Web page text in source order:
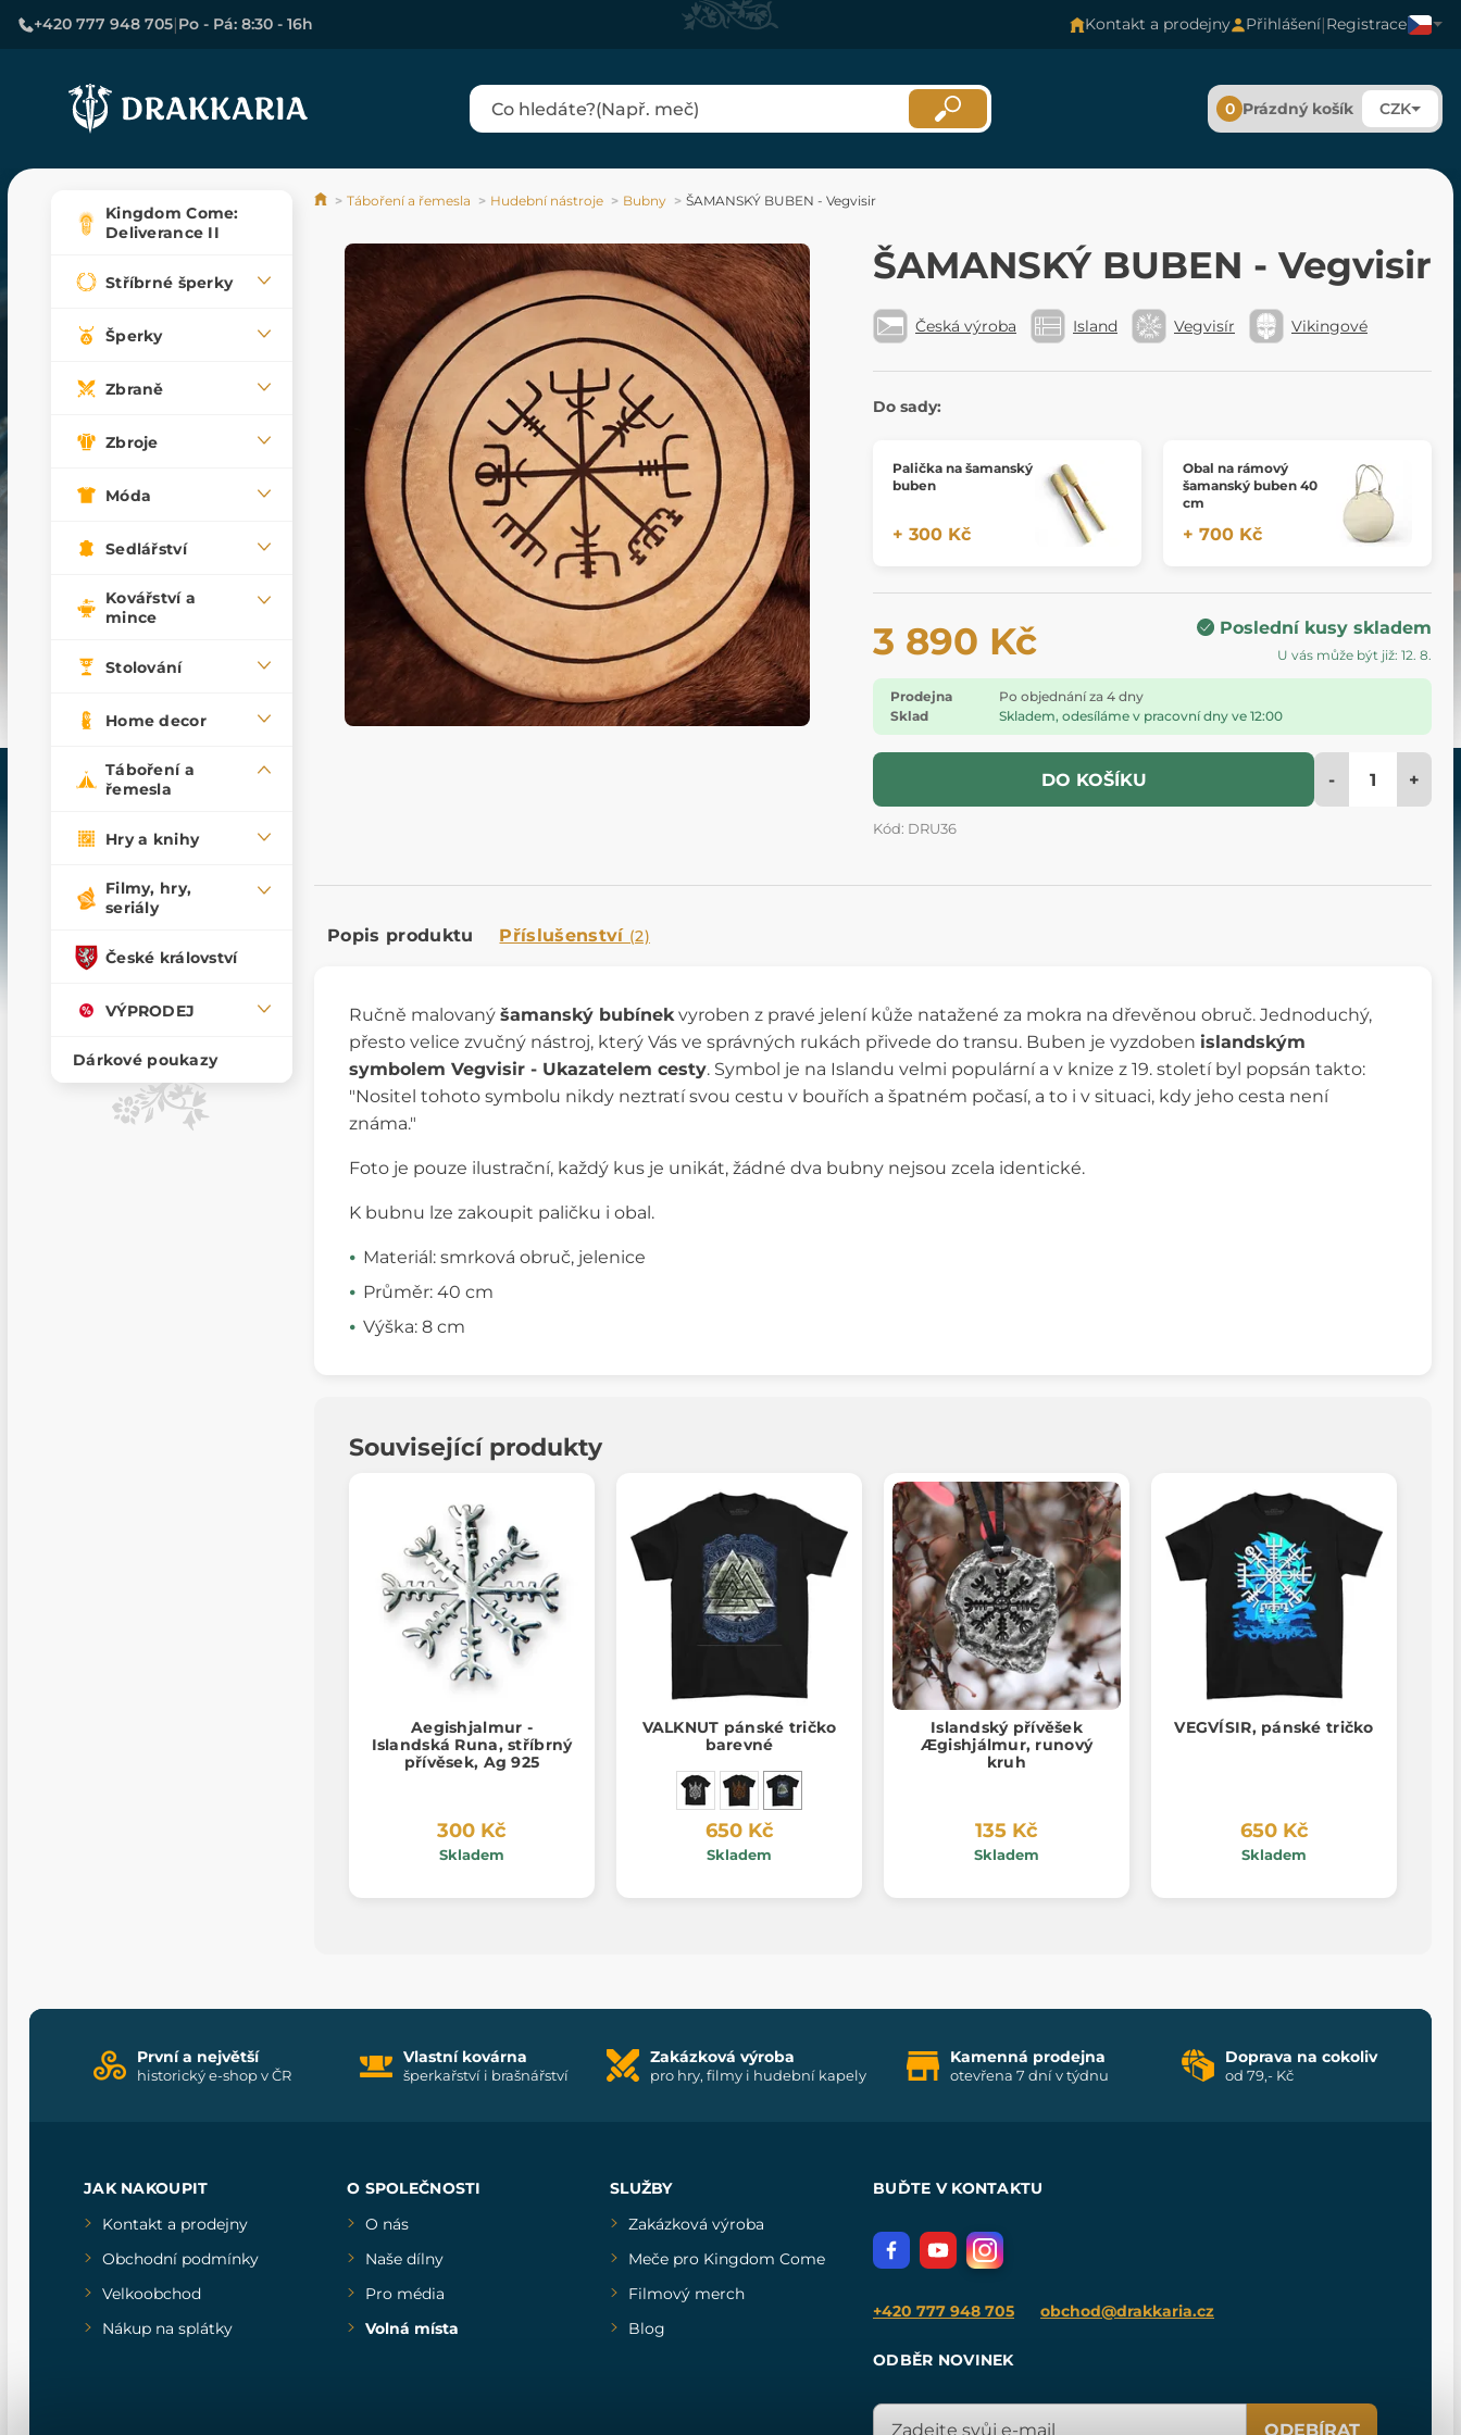
+420 777 948 705|Po - Pá: 8:30 - 16h Kontakt a prodejny Přihlášení|Registrace
0 Prázdný košík CZK
Kingdom Come:
Deliverance II
Stříbrné šperky
Šperky
Zbraně
Zbroje
Móda
Sedlářství
Kovářství a
mince
Stolování
Home decor
Táboření a
řemesla
Hry a knihy
Filmy, hry,
seriály
České království
VÝPRODEJ
Dárkové poukazy
Táboření a řemesla Hudební nástroje Bubny ŠAMANSKÝ BUBEN - Vegvisir
ŠAMANSKÝ BUBEN - Vegvisir
Česká výroba Island Vegvisír Vikingové
Do sady:
Palička na šamanský
buben
+ 300 Kč
Obal na rámový
šamanský buben 40
cm
+ 700 Kč
3 890 Kč Poslední kusy skladem
U vás může být již: 12. 8.
Prodejna
Po objednání za 4 dny
Sklad
Skladem, odesíláme v pracovní dny ve 12:00
DO KOŠÍKU - +
Kód: DRU36
Popis produktu Příslušenství (2)
Ručně malovaný šamanský bubínekvyroben z pravé jelení kůže natažené za mokra na dřevěnou obruč. Jednoduchý,
přesto velice zvučný nástroj, který Vás ve správných rukách přivede do transu. Buben je vyzdoben islandským
symbolem Vegvisir - Ukazatelem cesty. Symbol je na Islandu velmi populární a v knize z 19. století byl popsán takto:
"Nositel tohoto symbolu nikdy neztratí svou cestu v bouřích a špatném počasí, a to i v situaci, kdy jeho cesta není
známa."
Foto je pouze ilustrační, každý kus je unikát, žádné dva bubny nejsou zcela identické.
K bubnu lze zakoupit paličku i obal.
Materiál: smrková obruč, jelenice
Průměr: 40 cm
Výška: 8 cm
Související produkty
Aegishjalmur -
Islandská Runa, stříbrný
přívěsek, Ag 925
300 Kč
Skladem
VALKNUT pánské tričko
barevné
650 Kč
Skladem
Islandský přívěšek
Ægishjálmur, runový
kruh
135 Kč
Skladem
VEGVÍSIR, pánské tričko
650 Kč
Skladem
První a největší
historický e-shop v ČR
Vlastní kovárna
šperkařství i brašnářství
Zakázková výroba
pro hry, filmy i hudební kapely
Kamenná prodejna
otevřena 7 dní v týdnu
Doprava na cokoliv
od 79,- Kč
JAK NAKOUPIT
Kontakt a prodejny
Obchodní podmínky
Velkoobchod
Nákup na splátky
O SPOLEČNOSTI
O nás
Naše dílny
Pro média
Volná místa
SLUŽBY
Zakázková výroba
Meče pro Kingdom Come
Filmový merch
Blog
BUĎTE V KONTAKTU
+420 777 948 705 obchod@drakkaria.cz
ODBĚR NOVINEK
ODEBÍRAT